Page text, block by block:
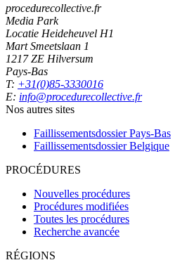
procedurecollective.fr
Media Park
Locatie Heideheuvel H1
Mart Smeetslaan 1
1217 ZE Hilversum
Pays-Bas
T: +31(0)85-3330016
E: info@procedurecollective.fr
Nos autres sites
Faillissementsdossier Pays-Bas
Faillissementsdossier Belgique
PROCÉDURES
Nouvelles procédures
Procédures modifiées
Toutes les procédures
Recherche avancée
RÉGIONS